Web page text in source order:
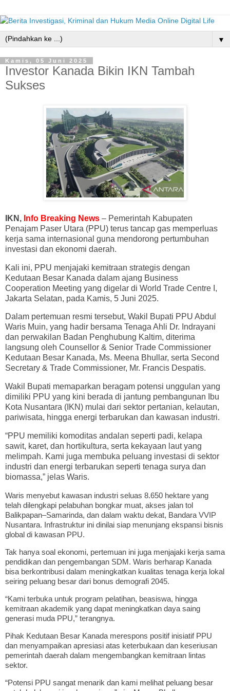
▼
Kamis, 05 Juni 2025
Investor Kanada Bikin IKN Tambah
Sukses
IKN, Info Breaking News – Pemerintah Kabupaten
Penajam Paser Utara (PPU) terus tancap gas memperluas
kerja sama internasional guna mendorong pertumbuhan
investasi dan ekonomi daerah.
Kali ini, PPU menjajaki kemitraan strategis dengan
Kedutaan Besar Kanada dalam ajang Business
Cooperation Meeting yang digelar di World Trade Centre I,
Jakarta Selatan, pada Kamis, 5 Juni 2025.
Dalam pertemuan resmi tersebut, Wakil Bupati PPU Abdul
Waris Muin, yang hadir bersama Tenaga Ahli Dr. Indrayani
dan perwakilan Badan Penghubung Kaltim, diterima
langsung oleh Counsellor & Senior Trade Commissioner
Kedutaan Besar Kanada, Ms. Meena Bhullar, serta Second
Secretary & Trade Commissioner, Mr. Francis Despatis.
Wakil Bupati memaparkan beragam potensi unggulan yang
dimiliki PPU yang kini berada di jantung pembangunan Ibu
Kota Nusantara (IKN) mulai dari sektor pertanian, kelautan,
pariwisata, hingga energi terbarukan dan kawasan industri.
“PPU memiliki komoditas andalan seperti padi, kelapa
sawit, karet, dan hortikultura, serta kekayaan laut yang
melimpah. Kami juga membuka peluang investasi di sektor
industri dan energi terbarukan seperti tenaga surya dan
biomassa,” jelas Waris.
Waris menyebut kawasan industri seluas 8.650 hektare yang
telah dilengkapi pelabuhan bongkar muat, akses jalan tol
Balikpapan–Samarinda, dan dalam waktu dekat, Bandara VVIP
Nusantara. Infrastruktur ini dinilai siap menunjang ekspansi bisnis
global di kawasan PPU.
Tak hanya soal ekonomi, pertemuan ini juga menjajaki kerja sama
pendidikan dan pengembangan SDM. Waris berharap Kanada
bisa berkontribusi dalam meningkatkan kualitas tenaga kerja lokal
seiring peluang besar dari bonus demografi 2045.
“Kami terbuka untuk program pelatihan, beasiswa, hingga
kemitraan akademik yang dapat meningkatkan daya saing
generasi muda PPU,” terangnya.
Pihak Kedutaan Besar Kanada merespons positif inisiatif PPU
dan menyampaikan apresiasi atas keterbukaan dan keseriusan
pemerintah daerah dalam mengembangkan kemitraan lintas
sektor.
“Potensi PPU sangat menarik dan kami melihat peluang besar